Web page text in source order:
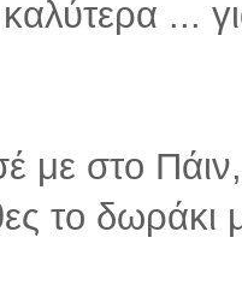
...
με στο
το δωράκι